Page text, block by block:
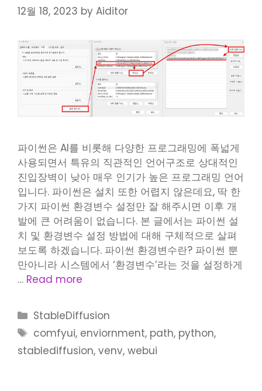
12월 18, 2023 by Aiditor
파이썬은 AI를 비롯해 다양한 프로그래밍에 폭넓게
사용되면서 특유의 직관적인 언어구조로 상대적인
진입장벽이 낮아 매우 인기가 높은 프로그래밍 언어
입니다. 파이썬은 설치 또한 어렵지 않은데요, 딱 한
가지 파이썬 환경변수 설정만 잘 해주시면 이후 개
발에 큰 어려움이 없습니다. 본 글에서는 파이썬 설
치 및 환경변수 설정 방법에 대해 구체적으로 살펴
보도록 하겠습니다. 파이썬 환경변수란? 파이썬 뿐
만아니라 시스템에서 ‘환경변수’라는 것을 설정하게
… Read more
Categories
StableDiffusion
Tags
comfyui, enviornment, path, python,
stablediffusion, venv, webui